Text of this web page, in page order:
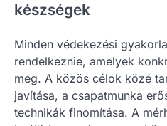
készségek
Minden védekezési
rendelkeznie, amelyek
meg. A közös célok közé
javítása, a csapatmunka
technikák finomítása. A